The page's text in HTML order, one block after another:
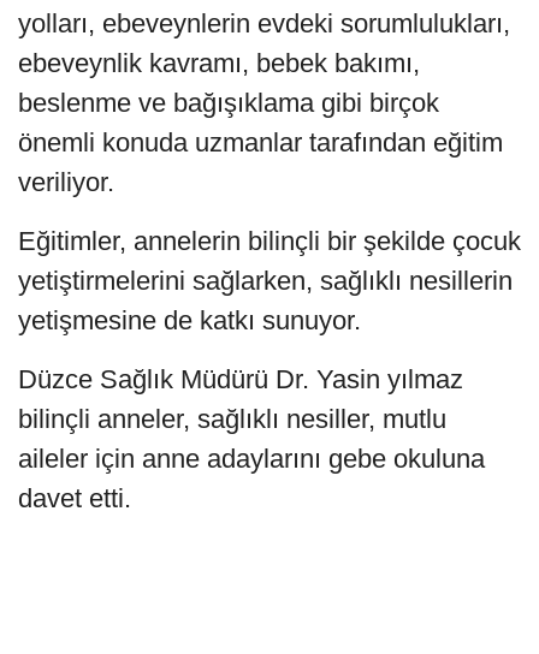
yolları, ebeveynlerin evdeki sorumlulukları,
ebeveynlik kavramı, bebek bakımı,
beslenme ve bağışıklama gibi birçok
önemli konuda uzmanlar tarafından eğitim
veriliyor.
Eğitimler, annelerin bilinçli bir şekilde çocuk
yetiştirmelerini sağlarken, sağlıklı nesillerin
yetişmesine de katkı sunuyor.
Düzce Sağlık Müdürü Dr. Yasin yılmaz
bilinçli anneler, sağlıklı nesiller, mutlu
aileler için anne adaylarını gebe okuluna
davet etti.